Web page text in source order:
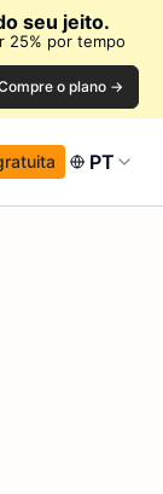
seu jeito.
25% por tempo
o plano →
PT